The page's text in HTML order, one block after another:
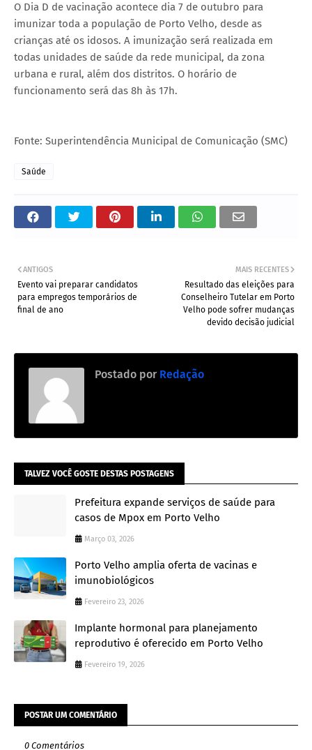
O Dia D de vacinação acontece dia 7 de outubro para
imunizar toda a população de Porto Velho, desde as
crianças até os idosos. A imunização será realizada em
todas unidades de saúde da rede municipal, da zona
urbana e rural, além dos distritos. O horário de
funcionamento será das 8h às 17h.
Fonte: Superintendência Municipal de Comunicação (SMC)
Saúde
MAIS RECENTES
Resultado das eleições para
Conselheiro Tutelar em Porto
Velho pode sofrer mudanças
devido decisão judicial
ANTIGOS
Evento vai preparar candidatos
para empregos temporários de
final de ano
Postado por Redação
TALVEZ VOCÊ GOSTE DESTAS POSTAGENS
Prefeitura expande serviços de saúde para
casos de Mpox em Porto Velho
Março 03, 2026
Porto Velho amplia oferta de vacinas e
imunobiológicos
Fevereiro 23, 2026
Implante hormonal para planejamento
reprodutivo é oferecido em Porto Velho
Fevereiro 19, 2026
POSTAR UM COMENTÁRIO
0 Comentários